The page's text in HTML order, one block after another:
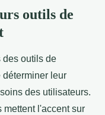
outils de
des outils de
déterminer leur
des utilisateurs.
mettent l'accent sur